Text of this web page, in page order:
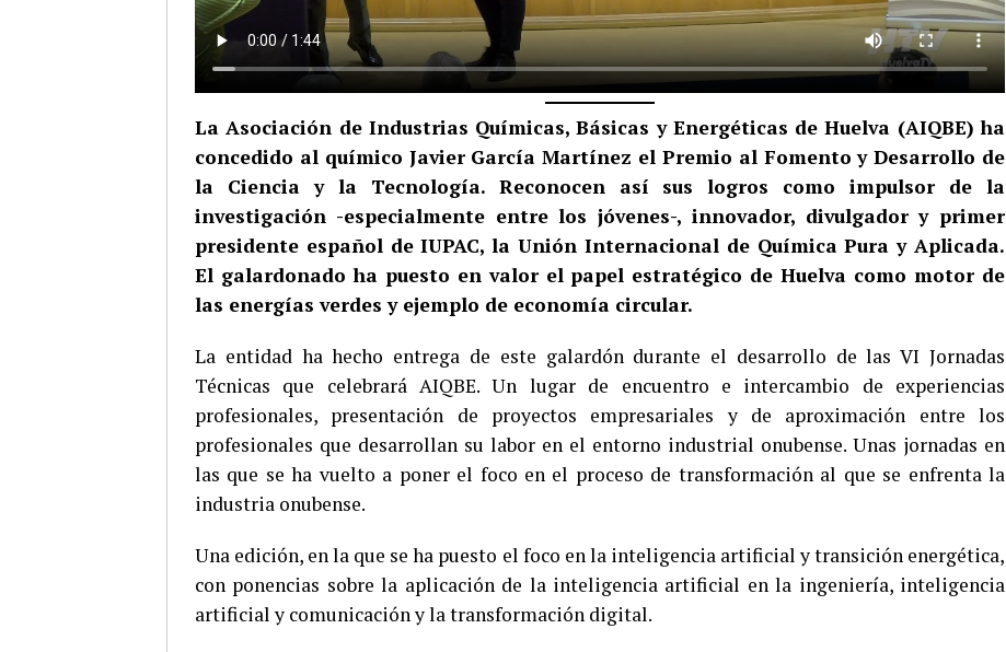
La Asociación de Industrias Químicas, Básicas y Energéticas de Huelva (AIQBE) ha
concedido al químico Javier García Martínez el Premio al Fomento y Desarrollo de
la Ciencia y la Tecnología. Reconocen así sus logros como impulsor de la
investigación -especialmente entre los jóvenes-, innovador, divulgador y primer
presidente español de IUPAC, la Unión Internacional de Química Pura y Aplicada.
El galardonado ha puesto en valor el papel estratégico de Huelva como motor de
las energías verdes y ejemplo de economía circular.
La entidad ha hecho entrega de este galardón durante el desarrollo de las VI Jornadas
Técnicas que celebrará AIQBE. Un lugar de encuentro e intercambio de experiencias
profesionales, presentación de proyectos empresariales y de aproximación entre los
profesionales que desarrollan su labor en el entorno industrial onubense. Unas jornadas en
las que se ha vuelto a poner el foco en el proceso de transformación al que se enfrenta la
industria onubense.
Una edición, en la que se ha puesto el foco en la inteligencia artificial y transición energética,
con ponencias sobre la aplicación de la inteligencia artificial en la ingeniería, inteligencia
artificial y comunicación y la transformación digital.